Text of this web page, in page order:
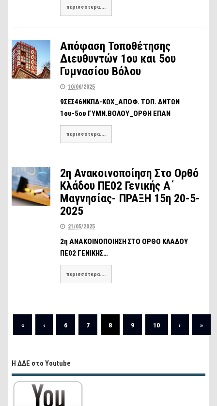
περισσότερα....
Απόφαση Τοποθέτησης
Διευθυντών 1ου και 5ου
Γυμνασίου Βόλου
10/06/2025
9ΣΕΣ46ΝΚΠΔ-ΚΩΧ_ΑΠΟΦ. ΤΟΠ. ΔΝΤΩΝ
1ου-5ου ΓΥΜΝ.ΒΟΛΟΥ_ΟΡΘΗ ΕΠΑΝ
περισσότερα....
2η Ανακοινοποίηση Στο Ορθό
Κλάδου ΠΕ02 Γενικής Α΄
Μαγνησίας- ΠΡΑΞΗ 15η 20-5-
2025
21/05/2025
2η ΑΝΑΚΟΙΝΟΠΟΙΗΣΗ ΣΤΟ ΟΡΘΟ ΚΛΑΔΟΥ
ΠΕ02 ΓΕΝΙΚΗΣ…
περισσότερα....
« ‹ 6 7 8 9 10 › »
Η ΔΔΕ στο Youtube